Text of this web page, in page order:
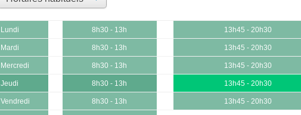
Lundi 8h30 - 13h 13h45 - 20h30
Mardi 8h30 - 13h 13h45 - 20h30
Mercredi 8h30 - 13h 13h45 - 20h30
Jeudi 8h30 - 13h 13h45 - 20h30
Vendredi 8h30 - 13h 13h45 - 20h30